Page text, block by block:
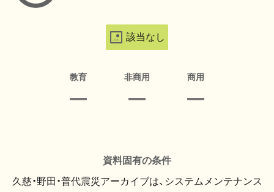
該当なし
教育 非商用 商用
資料固有の条件
久慈・野田・普代震災アーカイブは、システムメンテナンス